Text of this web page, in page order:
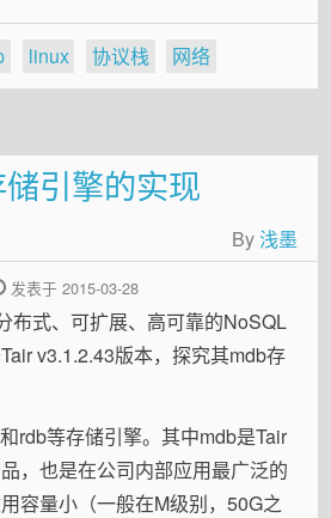
linux 协议栈 网络
引擎的实现
By浅墨
发表于 2015-03-28
布式、可扩展、高可靠的NoSQL
v3.1.2.43版本，探究其mdb存
rdb等存储引擎。其中mdb是Tair
，也是在公司内部应用最广泛的
容量小（一般在M级别，50G之